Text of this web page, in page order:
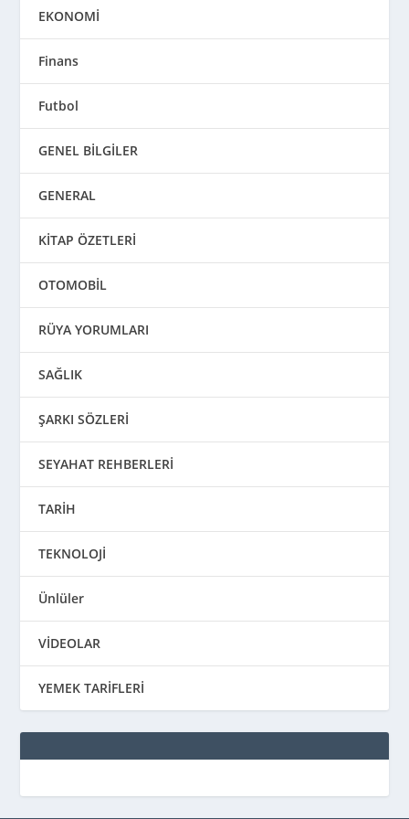
EKONOMİ
Finans
Futbol
GENEL BİLGİLER
GENERAL
KİTAP ÖZETLERİ
OTOMOBİL
RÜYA YORUMLARI
SAĞLIK
ŞARKI SÖZLERİ
SEYAHAT REHBERLERİ
TARİH
TEKNOLOJİ
Ünlüler
VİDEOLAR
YEMEK TARİFLERİ